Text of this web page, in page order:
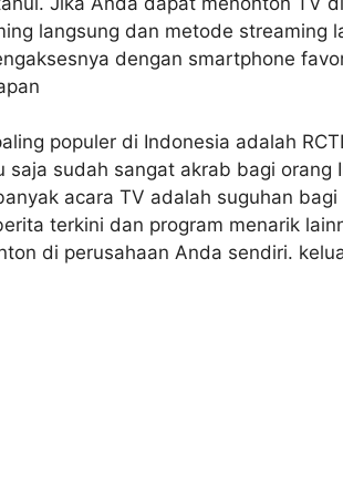
langsung dan metode streaming
dengan smartphone
populer di Indonesia adalah
sudah sangat akrab bagi orang
acara TV adalah suguhan bagi
terkini dan program menarik
di perusahaan Anda sendiri.